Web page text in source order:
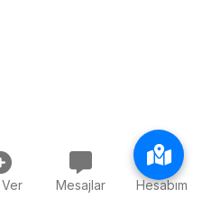
Mesajlar Hesabım